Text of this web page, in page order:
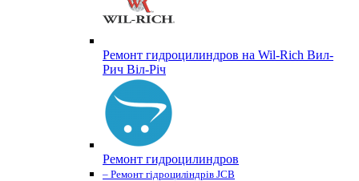
Ремонт гидроцилиндров на Wil-Rich Вил-
Рич Віл-Річ
Ремонт гидроцилиндров
– Ремонт гідроциліндрів JCB